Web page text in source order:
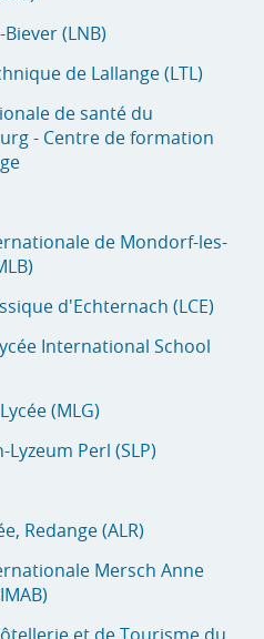
(LNB)
de Lallange (LTL)
de santé du
- Centre de formation
de Mondorf-les-
d'Echternach (LCE)
International School
(MLG)
Lyzeum Perl (SLP)
Redange (ALR)
Mersch Anne